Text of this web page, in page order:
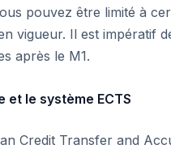
pouvez être limité à
vigueur. Il est impératif
après le M1.
le système ECTS
Credit Transfer and